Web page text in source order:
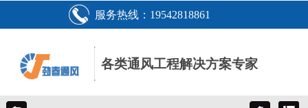
服务热线：19542818861
各类通风工程解决方案专家